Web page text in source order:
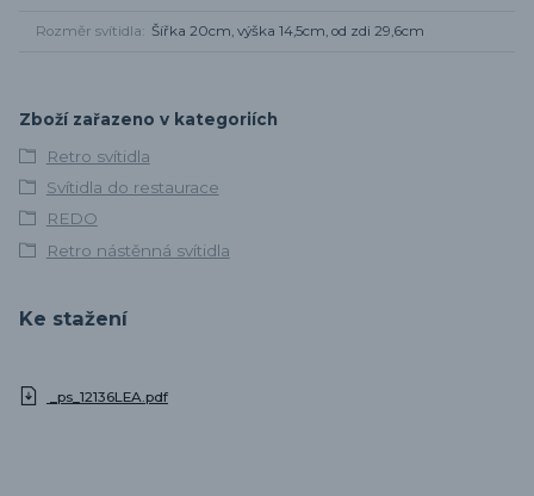
Rozměr svítidla Šířka 20cm, výška 14,5cm, od zdi 29,6cm
Zboží zařazeno v kategoriích
Retro svítidla
Svítidla do restaurace
REDO
Retro nástěnná svítidla
Ke stažení
_ps_12136LEA.pdf